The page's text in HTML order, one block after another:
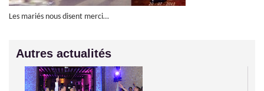
Les mariés nous disent merci…
Autres actualités